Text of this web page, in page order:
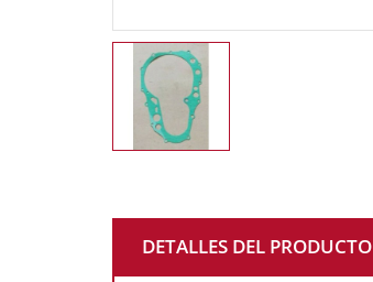
DETALLES DEL PRODUCTO